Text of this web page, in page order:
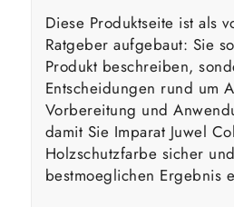
Diese Produktseite ist als
Ratgeber aufgebaut: Sie
Produkt beschreiben,
Entscheidungen rund um
Vorbereitung und
damit Sie Imparat Juwel
Holzschutzfarbe sicher
bestmoeglichen Ergebnis